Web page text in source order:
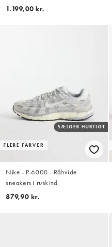
ASOS
1.199,00 kr.
FLERE FARVER
SÆLGER HURTIGT
Nike - P-6000 - Råhvide
sneakers i ruskind
879,90 kr.